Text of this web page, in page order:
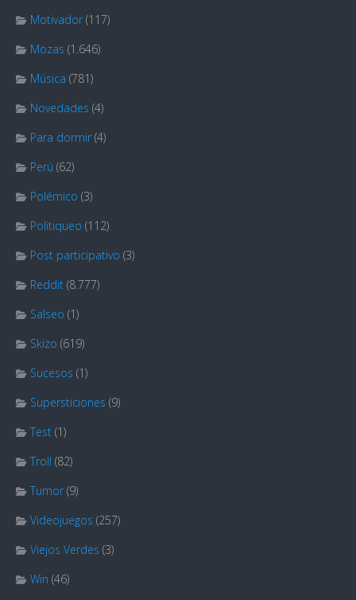
Motivador (117)
Mozas (1.646)
Música (781)
Novedades (4)
Para dormir (4)
Perú (62)
Polémico (3)
Politiqueo (112)
Post participativo (3)
Reddit (8.777)
Salseo (1)
Skizo (619)
Sucesos (1)
Supersticiones (9)
Test (1)
Troll (82)
Tumor (9)
Videojuegos (257)
Viejos Verdes (3)
Win (46)